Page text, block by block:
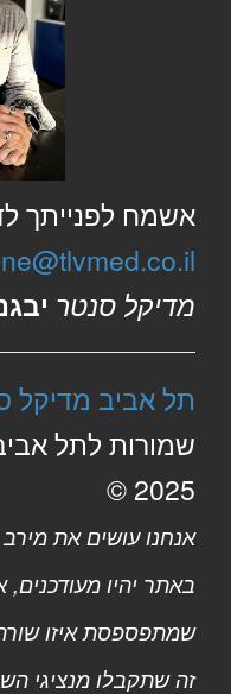
אשמח לפנייתך
מדיקל סנטר
תל אביב מדיקל
2025 ©
אנחנו עושים את
באתר יהיו
שמתפספסת איזו
זה שתקבלו מנציגי